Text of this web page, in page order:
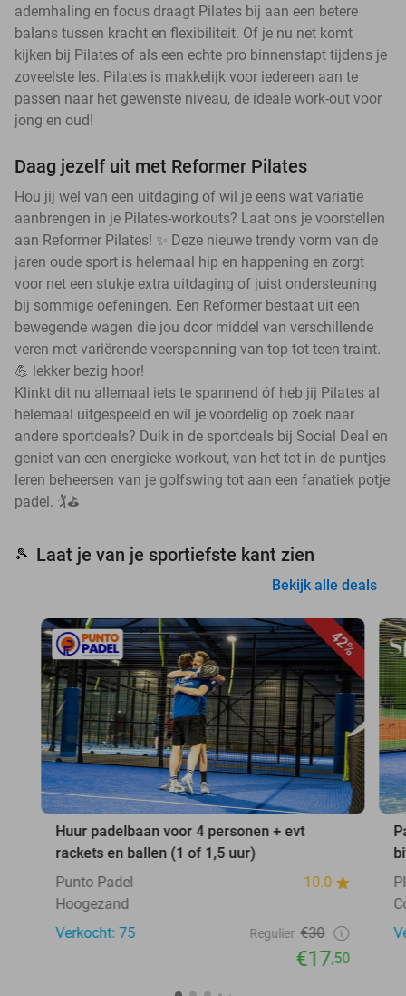
ademhaling en focus draagt Pilates bij aan een betere
balans tussen kracht en flexibiliteit. Of je nu net komt
kijken bij Pilates of als een echte pro binnenstapt tijdens je
zoveelste les. Pilates is makkelijk voor iedereen aan te
passen naar het gewenste niveau, de ideale work-out voor
jong en oud!
Daag jezelf uit met Reformer Pilates
Hou jij wel van een uitdaging of wil je eens wat variatie
aanbrengen in je Pilates-workouts? Laat ons je voorstellen
aan Reformer Pilates! ✨ Deze nieuwe trendy vorm van de
jaren oude sport is helemaal hip en happening en zorgt
voor net een stukje extra uitdaging of juist ondersteuning
bij sommige oefeningen. Een Reformer bestaat uit een
bewegende wagen die jou door middel van verschillende
veren met variërende veerspanning van top tot teen traint.
💪 lekker bezig hoor!
Klinkt dit nu allemaal iets te spannend óf heb jij Pilates al
helemaal uitgespeeld en wil je voordelig op zoek naar
andere sportdeals? Duik in de sportdeals bij Social Deal en
geniet van een energieke workout, van het tot in de puntjes
leren beheersen van je golfswing tot aan een fanatiek potje
padel. 🏌️⛳
🎾 Laat je van je sportiefste kant zien
Bekijk alle deals
42%
Huur padelbaan voor 4 personen + evt
rackets en ballen (1 of 1,5 uur)
Punto Padel
10.0
Hoogezand
Verkocht: 75
Regulier €30
€17,50